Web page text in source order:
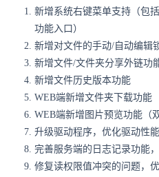
新增系统右键菜单支持（包
功能入口）
新增对文件的手动/自动编辑
新增文件/文件夹分享外链功
新增文件历史版本功能
WEB端新增文件夹下载功能
WEB端新增图片预览功能（
升级驱动程序，优化驱动性能
完善服务端的日志记录功能
修复读权限值冲突的问题，